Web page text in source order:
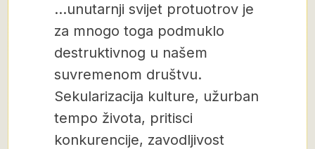
…unutarnji svijet protuotrov je
za mnogo toga podmuklo
destruktivnog u našem
suvremenom društvu.
Sekularizacija kulture, užurban
tempo života, pritisci
konkurencije, zavodljivost